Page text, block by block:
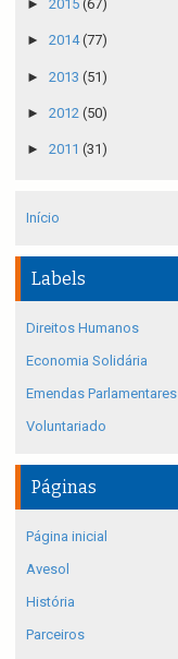
► 2015 (67)
► 2014(77)
► 2013 (51)
► 2012 (50)
► 2011 (31)
Início
Labels
Direitos Humanos
Economia Solidária
Emendas Parlamentares
Voluntariado
Páginas
Página inicial
Avesol
História
Parceiros